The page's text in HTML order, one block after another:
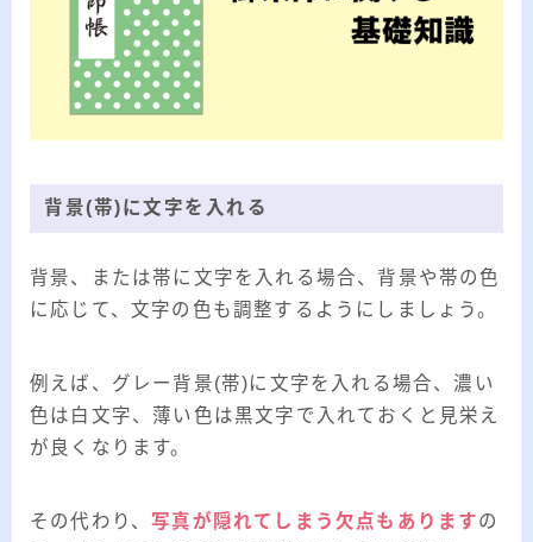
背景(帯)に文字を入れる
背景、または帯に文字を入れる場合、背景や帯の色
に応じて、文字の色も調整するようにしましょう。
例えば、グレー背景(帯)に文字を入れる場合、濃い
色は白文字、薄い色は黒文字で入れておくと見栄え
が良くなります。
その代わり、写真が隠れてしまう欠点もありますの